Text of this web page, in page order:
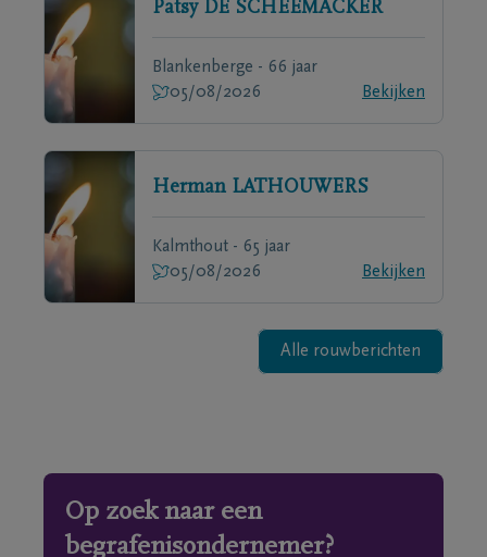
Patsy DE SCHEEMACKER
Blankenberge - 66 jaar
05/08/2026
Bekijken
Herman LATHOUWERS
Kalmthout - 65 jaar
05/08/2026
Bekijken
Alle rouwberichten
Op zoek naar een
begrafenisondernemer?